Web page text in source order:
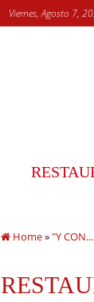
Viernes, Agosto 7,
Home»"Y